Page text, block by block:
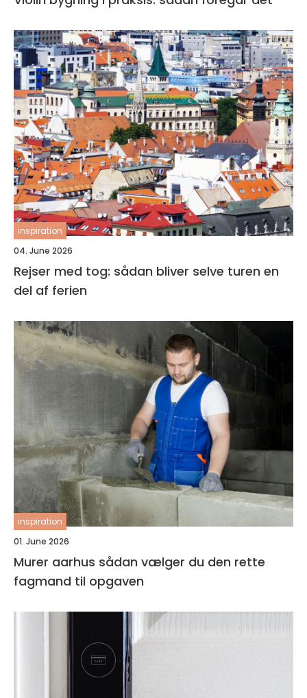
inspiration
04. June 2026
Rejser med tog: sådan bliver selve turen en
del af ferien
inspiration
01. June 2026
Murer aarhus sådan vælger du den rette
fagmand til opgaven